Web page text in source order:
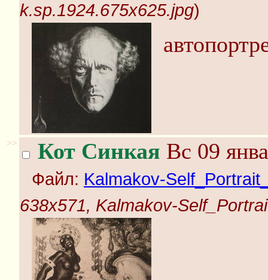
k.sp.1924.675x625.jpg)
>> Кот Синкая Вс 09
Файл: Kalmakov-
638x571, Kalmakov-